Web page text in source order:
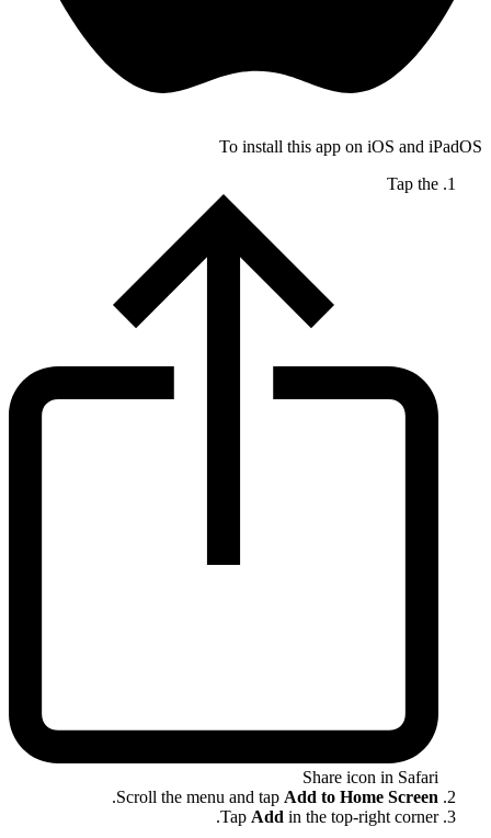
To install this app on iOS and iPadOS
Tap the
Share icon in Safari
Scroll the menu and tap Add to Home Screen
.
Tap Add in the top-right corner.